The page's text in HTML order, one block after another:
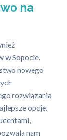
na
w Sopocie.
nowego
rozwiązania
opcje.
nam